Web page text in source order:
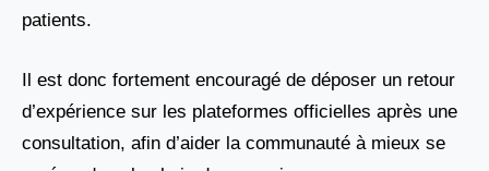
patients.
Il est donc fortement encouragé de déposer un retour
d’expérience sur les plateformes officielles après une
consultation, afin d’aider la communauté à mieux se